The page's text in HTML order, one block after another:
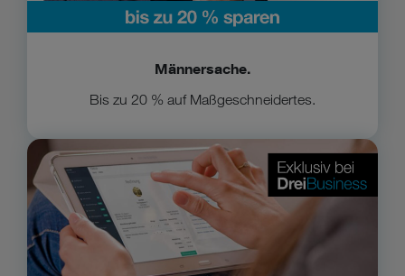
Männersache.
Bis zu 20 % auf Maßgeschneidertes.
helloCash